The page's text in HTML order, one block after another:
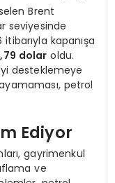
Brent
seviyesinde
kapanışa
dolar oldu.
desteklemeye
petrol
Ediyor
gayrimenkul
ve